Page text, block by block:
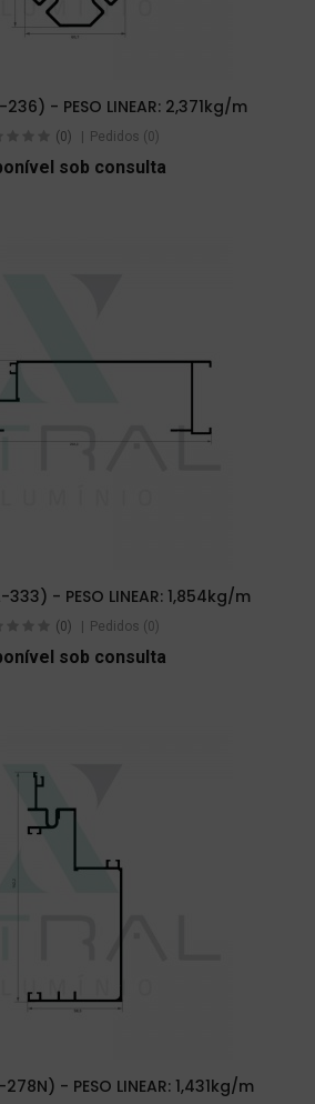
- PESO LINEAR: 2,371kg/m
(0) Pedidos (0)
sob consulta
- PESO LINEAR: 1,854kg/m
(0) Pedidos (0)
sob consulta
- PESO LINEAR: 1,431kg/m